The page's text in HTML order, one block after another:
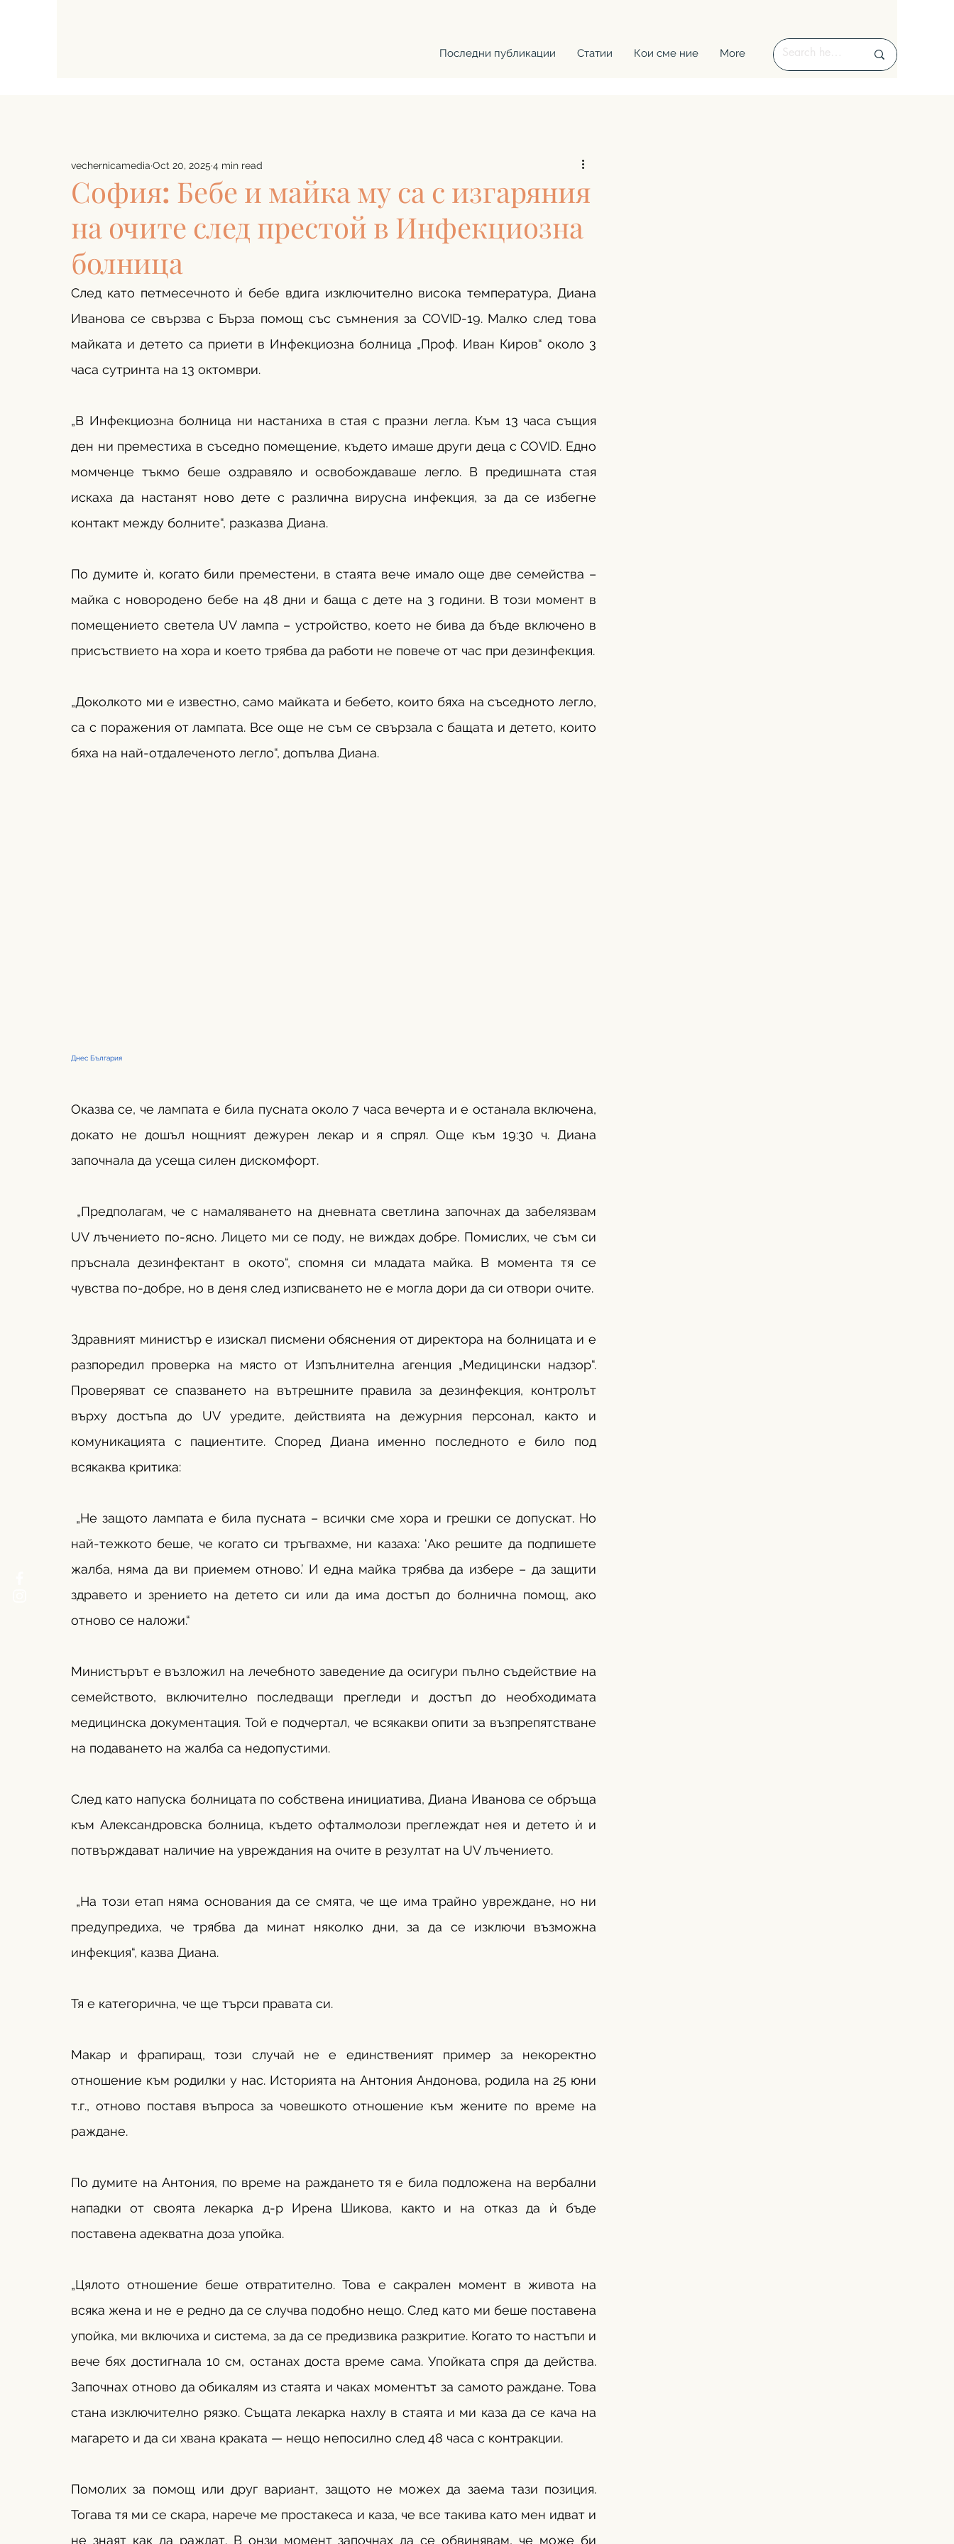
Последни публикации Статии Кои сме ние More
София: Бебе и майка му са с изгаряния
на очите след престой в Инфекциозна
болница
vechernicamedia Oct 20, 2025 4 min read
След като петмесечното ѝ бебе вдига изключително висока температура, Диана
Иванова се свързва с Бърза помощ със съмнения за COVID-19. Малко след това
майката и детето са приети в Инфекциозна болница „Проф. Иван Киров“ около 3
часа сутринта на 13 октомври.
„В Инфекциозна болница ни настаниха в стая с празни легла. Към 13 часа същия
ден ни преместиха в съседно помещение, където имаше други деца с COVID. Едно
момченце тъкмо беше оздравяло и освобождаваше легло. В предишната стая
искаха да настанят ново дете с различна вирусна инфекция, за да се избегне
контакт между болните“, разказва Диана.
По думите ѝ, когато били преместени, в стаята вече имало още две семейства –
майка с новородено бебе на 48 дни и баща с дете на 3 години. В този момент в
помещението светела UV лампа – устройство, което не бива да бъде включено в
присъствието на хора и което трябва да работи не повече от час при дезинфекция.
„Доколкото ми е известно, само майката и бебето, които бяха на съседното легло,
са с поражения от лампата. Все още не съм се свързала с бащата и детето, които
бяха на най-отдалеченото легло“, допълва Диана.
Днес България
Оказва се, че лампата е била пусната около 7 часа вечерта и е останала включена,
докато не дошъл нощният дежурен лекар и я спрял. Още към 19:30 ч. Диана
започнала да усеща силен дискомфорт.
„Предполагам, че с намаляването на дневната светлина започнах да забелязвам
UV лъчението по-ясно. Лицето ми се поду, не виждах добре. Помислих, че съм си
пръснала дезинфектант в окото“, спомня си младата майка. В момента тя се
чувства по-добре, но в деня след изписването не е могла дори да си отвори очите.
Здравният министър е изискал писмени обяснения от директора на болницата и е
разпоредил проверка на място от Изпълнителна агенция „Медицински надзор“.
Проверяват се спазването на вътрешните правила за дезинфекция, контролът
върху достъпа до UV уредите, действията на дежурния персонал, както и
комуникацията с пациентите. Според Диана именно последното е било под
всякаква критика:
„Не защото лампата е била пусната – всички сме хора и грешки се допускат. Но
най-тежкото беше, че когато си тръгвахме, ни казаха: ‘Ако решите да подпишете
жалба, няма да ви приемем отново.’ И една майка трябва да избере – да защити
здравето и зрението на детето си или да има достъп до болнична помощ, ако
отново се наложи.“
Министърът е възложил на лечебното заведение да осигури пълно съдействие на
семейството, включително последващи прегледи и достъп до необходимата
медицинска документация. Той е подчертал, че всякакви опити за възпрепятстване
на подаването на жалба са недопустими.
След като напуска болницата по собствена инициатива, Диана Иванова се обръща
към Александровска болница, където офталмолози преглеждат нея и детето ѝ и
потвърждават наличие на увреждания на очите в резултат на UV лъчението.
„На този етап няма основания да се смята, че ще има трайно увреждане, но ни
предупредиха, че трябва да минат няколко дни, за да се изключи възможна
инфекция“, казва Диана.
Тя е категорична, че ще търси правата си.
Макар и фрапиращ, този случай не е единственият пример за некоректно
отношение към родилки у нас. Историята на Антония Андонова, родила на 25 юни
т.г., отново поставя въпроса за човешкото отношение към жените по време на
раждане.
По думите на Антония, по време на раждането тя е била подложена на вербални
нападки от своята лекарка д-р Ирена Шикова, както и на отказ да ѝ бъде
поставена адекватна доза упойка.
„Цялото отношение беше отвратително. Това е сакрален момент в живота на
всяка жена и не е редно да се случва подобно нещо. След като ми беше поставена
упойка, ми включиха и система, за да се предизвика разкритие. Когато то настъпи и
вече бях достигнала 10 см, останах доста време сама. Упойката спря да действа.
Започнах отново да обикалям из стаята и чаках моментът за самото раждане. Това
стана изключително рязко. Същата лекарка нахлу в стаята и ми каза да се кача на
магарето и да си хвана краката — нещо непосилно след 48 часа с контракции.
Помолих за помощ или друг вариант, защото не можех да заема тази позиция.
Тогава тя ми се скара, нарече ме простакеса и каза, че все такива като мен идват и
не знаят как да раждат. В онзи момент започнах да се обвинявам, че може би